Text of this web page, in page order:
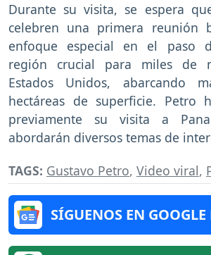
Durante su visita, se espera
celebren una primera reunión
enfoque especial en el paso
región crucial para miles de
Estados Unidos, abarcando
hectáreas de superficie. Petro
previamente su visita a
abordarán diversos temas de
TAGS: Gustavo Petro, Video viral,
SÍGUENOS EN GOOGLE